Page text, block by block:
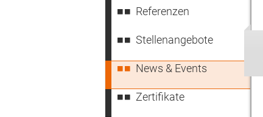
Referenzen
Stellenangebote
News & Events
Zertifikate